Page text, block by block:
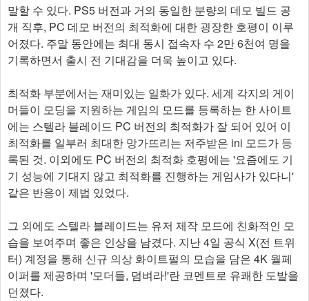
말할 수 있다. PS5 버전과 거의 동일한 분량의 데모 빌드 공
개 직후, PC 데모 버전의 최적화에 대한 굉장한 호평이 이루
어졌다. 주말 동안에는 최대 동시 접속자 수 2만 6천여 명을
기록하면서 출시 전 기대감을 더욱 높이고 있다.
최적화 부분에서는 재미있는 일화가 있다. 세계 각지의 게이
머들이 모딩을 지원하는 게임의 모드를 등록하는 한 사이트
에는 스텔라 블레이드 PC 버전의 최적화가 잘 되어 있어 이
최적화를 일부러 최대한 망가뜨리는 저주받은 ini 모드가 등
록된 것. 이외에도 PC 버전의 최적화 호평에는 '요즘에도 기
기 성능에 기대지 않고 최적화를 진행하는 게임사가 있다니'
같은 반응이 제법 있었다.
그 외에도 스텔라 블레이드는 유저 제작 모드에 친화적인 모
습을 보여주며 좋은 인상을 남겼다. 지난 4일 공식 X(전 트위
터) 계정을 통해 신규 의상 화이트펄의 모습을 담은 4K 월페
이퍼를 제공하며 '모더들, 덤벼라!'란 코멘트로 유쾌한 도발을
던졌다.